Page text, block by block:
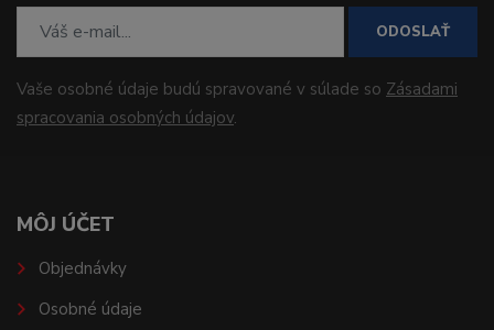
ODOSLAŤ
Vaše osobné údaje budú spravované v súlade so Zásadami
spracovania osobných údajov.
MÔJ ÚČET
Objednávky
Osobné údaje